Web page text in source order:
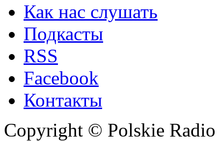
Как нас слушать
Подкасты
RSS
Facebook
Контакты
Copyright © Polskie